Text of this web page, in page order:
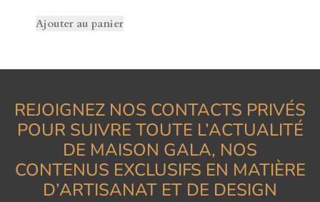
Ajouter au panier
REJOIGNEZ NOS CONTACTS PRIVÉS
POUR SUIVRE TOUTE L’ACTUALITÉ
DE MAISON GALA, NOS
CONTENUS EXCLUSIFS EN MATIÈRE
D’ARTISANAT ET DE DESIGN